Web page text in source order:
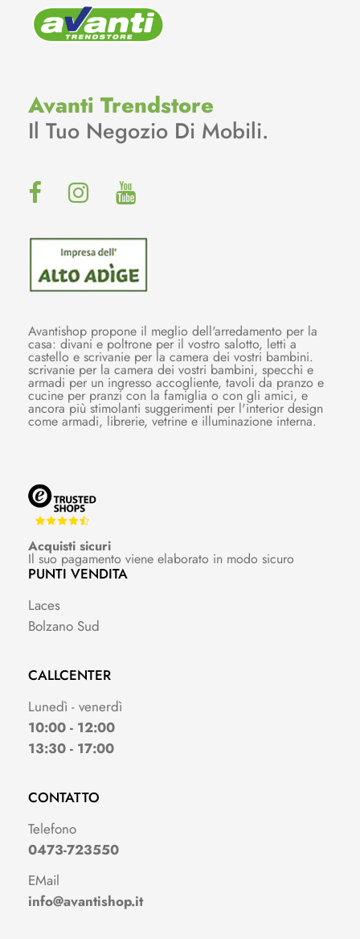
Avanti Trendstore
Il Tuo Negozio Di Mobili.
Avantishop propone il meglio dell'arredamento per la
casa: divani e poltrone per il vostro salotto, letti a
castello e scrivanie per la camera dei vostri bambini.
scrivanie per la camera dei vostri bambini, specchi e
armadi per un ingresso accogliente, tavoli da pranzo e
cucine per pranzi con la famiglia o con gli amici, e
ancora più stimolanti suggerimenti per l'interior design
come armadi, librerie, vetrine e illuminazione interna.
Acquisti sicuri
Il suo pagamento viene elaborato in modo sicuro
PUNTI VENDITA
Laces
Bolzano Sud
CALLCENTER
Lunedì - venerdì
10:00 - 12:00
13:30 - 17:00
CONTATTO
Telefono
0473-723550
EMail
info@avantishop.it